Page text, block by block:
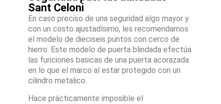
Sant Celoni
En caso preciso de una seguridad algo mayor y
con un costo ajustadísimo, les recomendamos
el modelo de dieciseis puntos con cerco de
hierro. Este modelo de puerta blindada efectúa
las funciones basicas de una puerta acorazada
en lo que el marco al estar protegido con un
cilindro metalico.
Hace prácticamente imposible el